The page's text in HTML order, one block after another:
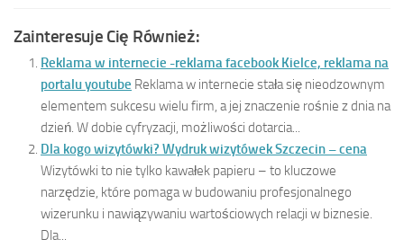
Zainteresuje Cię Również:
Reklama w internecie -reklama facebook Kielce, reklama na
portalu youtube Reklama w internecie stała się nieodzownym
elementem sukcesu wielu firm, a jej znaczenie rośnie z dnia na
dzień. W dobie cyfryzacji, możliwości dotarcia...
Dla kogo wizytówki? Wydruk wizytówek Szczecin – cena
Wizytówki to nie tylko kawałek papieru – to kluczowe
narzędzie, które pomaga w budowaniu profesjonalnego
wizerunku i nawiązywaniu wartościowych relacji w biznesie.
Dla...